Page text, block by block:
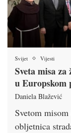
Svijet Vijesti
Sveta misa
u Europskom
Daniela Blažević
Svetom
obljetnica